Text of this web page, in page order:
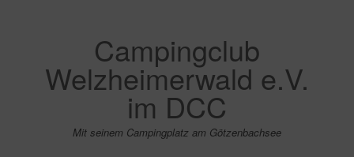
Campingclub
Welzheimerwald e.V.
im DCC
Mit seinem Campingplatz am Götzenbachsee